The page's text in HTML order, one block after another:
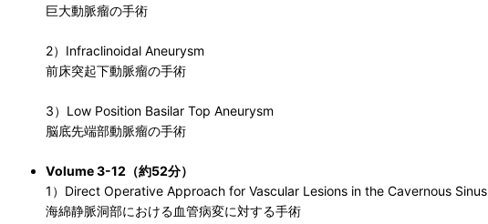
巨大動脈瘤の手術
2）Infraclinoidal Aneurysm
前床突起下動脈瘤の手術
3）Low Position Basilar Top Aneurysm
脳底先端部動脈瘤の手術
Volume 3-12（約52分）
1）Direct Operative Approach for Vascular Lesions in the Cavernous Sinus
海綿静脈洞部における血管病変に対する手術